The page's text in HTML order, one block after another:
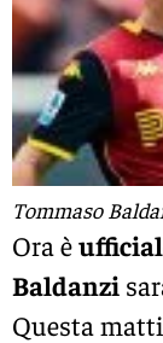
Tommaso
Ora è
Baldanzi
Questa